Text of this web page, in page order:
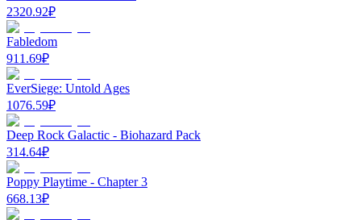
2320.92₽
Fabledom
911.69₽
EverSiege: Untold Ages
1076.59₽
Deep Rock Galactic - Biohazard Pack
314.64₽
Poppy Playtime - Chapter 3
668.13₽